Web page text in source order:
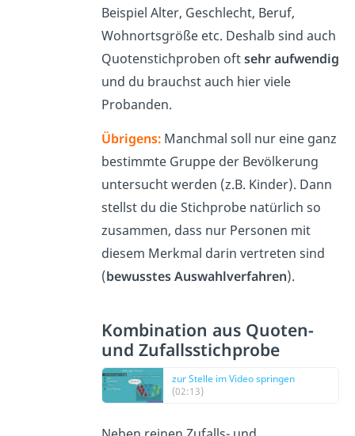
Beispiel Alter, Geschlecht, Beruf,
Wohnortsgröße etc. Deshalb sind auch
Quotenstichproben oftsehr aufwendig
und du brauchst auch hier viele
Probanden.
Übrigens:Manchmal soll nur eine ganz
bestimmte Gruppe der Bevölkerung
untersucht werden (z.B. Kinder). Dann
stellst du die Stichprobe natürlich so
zusammen, dass nur Personen mit
diesem Merkmal darin vertreten sind
(bewusstes Auswahlverfahren).
Kombination aus Quoten-
und Zufallsstichprobe
zur Stelle im Video springen
(02:13)